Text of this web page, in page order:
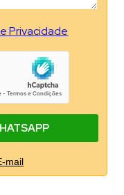
Privacidade
mail